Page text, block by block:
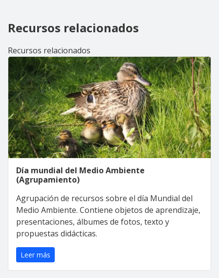
Recursos relacionados
Recursos relacionados
Día mundial del Medio Ambiente
(Agrupamiento)
Agrupación de recursos sobre el día Mundial del
Medio Ambiente. Contiene objetos de aprendizaje,
presentaciones, álbumes de fotos, texto y
propuestas didácticas.
Leer más